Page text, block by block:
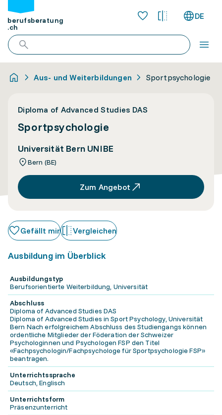
berufsberatung
.ch
DE
Aus- und Weiterbildungen Sportpsychologie
Diploma of Advanced Studies DAS
Sportpsychologie
Universität Bern UNIBE
Bern (BE)
Zum Angebot
Gefällt mir Vergleichen
Ausbildung im Überblick
Ausbildungstyp
Berufsorientierte Weiterbildung, Universität
Abschluss
Diploma of Advanced Studies DAS
Diploma of Advanced Studies in Sport Psychology, Universität
Bern Nach erfolgreichem Abschluss des Studiengangs können
ordentliche Mitglieder der Föderation der Schweizer
Psychologinnen und Psychologen FSP den Titel
«Fachpsychologin/Fachpsychologe für Sportpsychologie FSP»
beantragen.
Unterrichtssprache
Deutsch, Englisch
Unterrichtsform
Präsenzunterricht